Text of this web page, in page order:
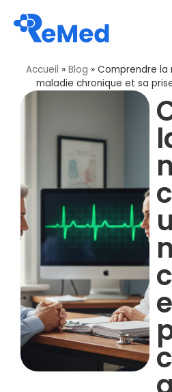
Accueil » Blog » Comprendre la
maladie chronique et sa